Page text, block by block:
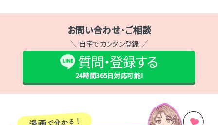
お問い合わせ･ご相談
＼ 自宅でカンタン登録 ／
質問・登録する
24時間365日対応可能!